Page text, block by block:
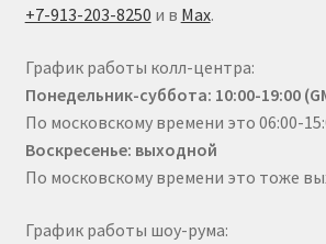
+7-913-203-8250 и в Max.
График работы колл-центра:
Понедельник-суббота: 10:00-19:00
По московскому времени это 06:00-
Воскресенье: выходной
По московскому времени это тоже
График работы шоу-рума: